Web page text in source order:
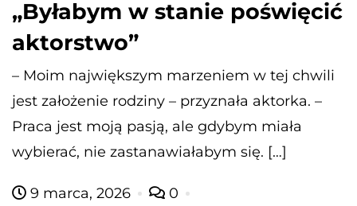
„Byłabym w stanie poświęcić
aktorstwo”
– Moim największym marzeniem w tej chwili
jest założenie rodziny – przyznała aktorka. –
Praca jest moją pasją, ale gdybym miała
wybierać, nie zastanawiałabym się. […]
9 marca, 2026 0